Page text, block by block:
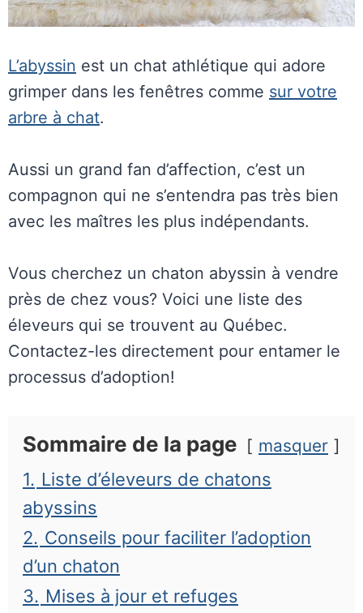
L’abyssin est un chat athlétique qui adore
grimper dans les fenêtres comme sur votre
arbre à chat.
Aussi un grand fan d’affection, c’est un
compagnon qui ne s’entendra pas très bien
avec les maîtres les plus indépendants.
Vous cherchez un chaton abyssin à vendre
près de chez vous? Voici une liste des
éleveurs qui se trouvent au Québec.
Contactez-les directement pour entamer le
processus d’adoption!
Sommaire de la page masquer
1. Liste d’éleveurs de chatons
abyssins
2. Conseils pour faciliter l’adoption
d’un chaton
3. Mises à jour et refuges